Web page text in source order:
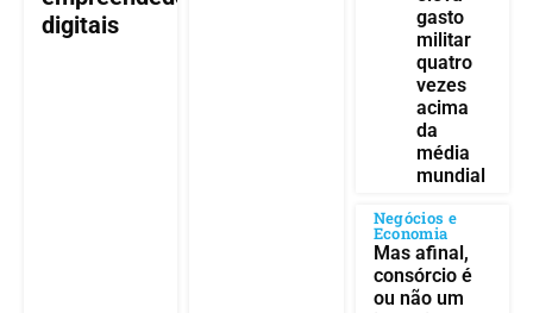
digitais
gasto
militar
quatro
vezes
acima
da
média
mundial
Negócios e
Economia
Mas afinal,
consórcio é
ou não um